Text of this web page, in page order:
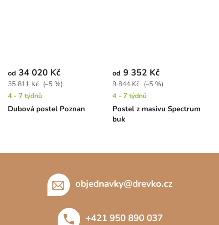
Dubová postel Poznan
od 34 020 Kč
35 811 Kč (–5 %)
4 - 7 týdnů
Postel z masivu Spectrum
buk
od 9 352 Kč
9 844 Kč (–5 %)
4 - 7 týdnů
objednavky@drevko.cz
+421 950 890 037